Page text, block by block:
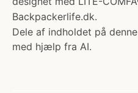
Backpackerlife.dk.
Dele af indholdet på
med hjælp fra AI.